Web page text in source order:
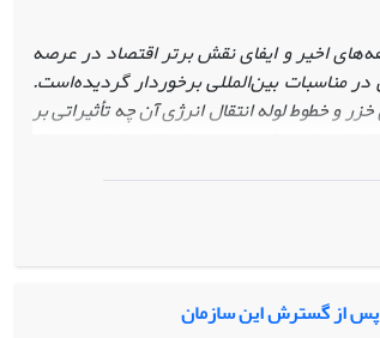
ایران نسبت به تهدید امریکا طی سال های
تنش و تقابل در روابط مسکو و واشنگتن و افزایش
های اخیر و ایفای نقش برتر اقتصاد در عرصه
در مناسبات بین‌المللی برخوردار گردیده‌است.
و خطوط لوله انتقال انرژی آن چه تأثیراتی بر
هارتلند انرژی جهان، بهترین، کوتاه‌ترین
جهانی به شمار می‌رود. با توجه به ظرفیت‌های
ایجابی در تامین امنیت ملی و افزایش وزن
دنبال آن کاهش ضریب امنیت ملی خواهد شد.
پس از گسترش این سازمان